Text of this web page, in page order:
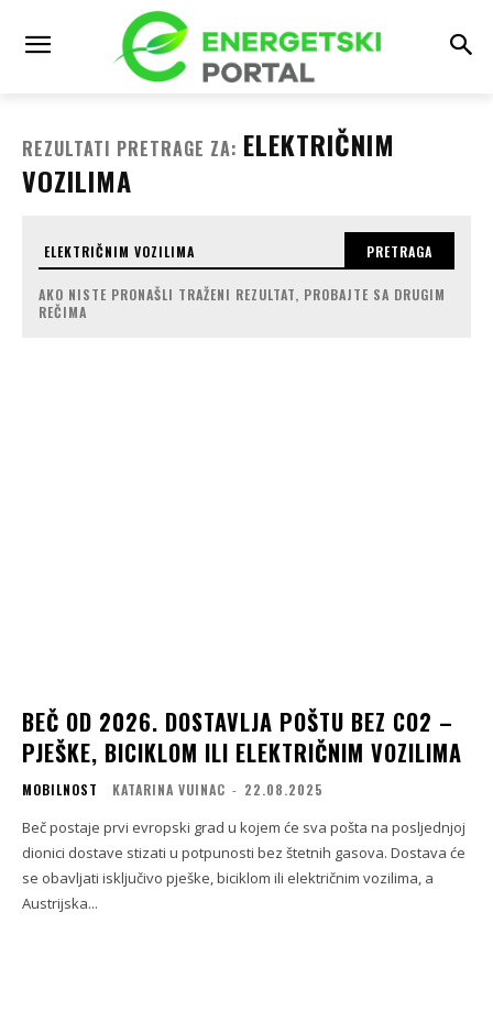
REZULTATI PRETRAGE ZA: ELEKTRIČNIM
VOZILIMA
PRETRAGA
AKO NISTE PRONAŠLI TRAŽENI REZULTAT, PROBAJTE SA DRUGIM
REČIMA
BEČ OD 2026. DOSTAVLJA POŠTU BEZ CO2 –
PJEŠKE, BICIKLOM ILI ELEKTRIČNIM VOZILIMA
MOBILNOST KATARINA VUINAC - 22.08.2025
Beč postaje prvi evropski grad u kojem će sva pošta na posljednjoj
dionici dostave stizati u potpunosti bez štetnih gasova. Dostava će
se obavljati isključivo pješke, biciklom ili električnim vozilima, a
Austrijska...